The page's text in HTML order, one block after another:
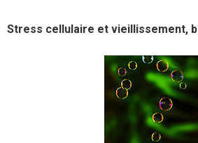
Stress cellulaire et vieillissement,